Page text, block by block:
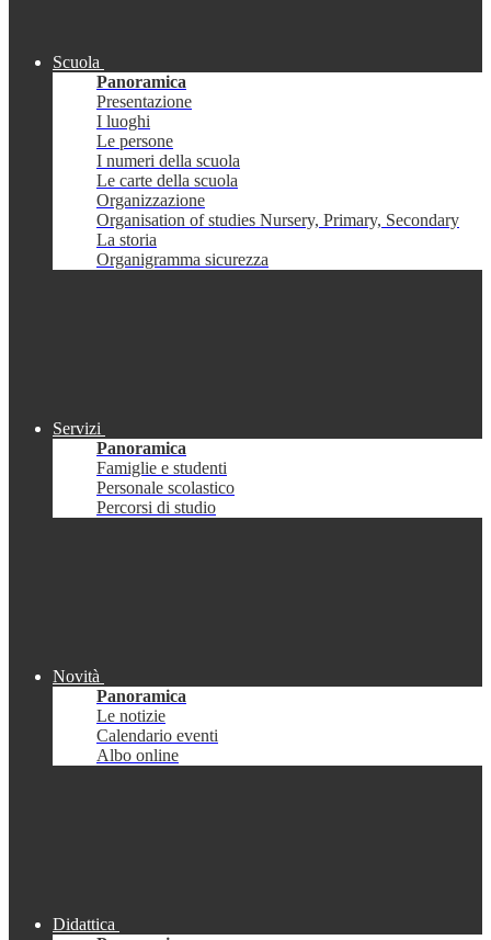
Scuola
Panoramica
Presentazione
I luoghi
Le persone
I numeri della scuola
Le carte della scuola
Organizzazione
Organisation of studies Nursery, Primary, Secondary
La storia
Organigramma sicurezza
Servizi
Panoramica
Famiglie e studenti
Personale scolastico
Percorsi di studio
Novità
Panoramica
Le notizie
Calendario eventi
Albo online
Didattica